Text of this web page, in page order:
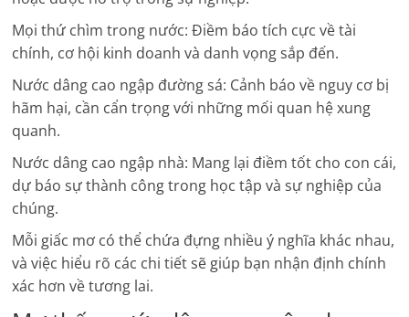
Mọi thứ chìm trong nước: Điềm báo tích cực về tài
chính, cơ hội kinh doanh và danh vọng sắp đến.
Nước dâng cao ngập đường sá: Cảnh báo về nguy cơ bị
hãm hại, cần cẩn trọng với những mối quan hệ xung
quanh.
Nước dâng cao ngập nhà: Mang lại điềm tốt cho con cái,
dự báo sự thành công trong học tập và sự nghiệp của
chúng.
Mỗi giấc mơ có thể chứa đựng nhiều ý nghĩa khác nhau,
và việc hiểu rõ các chi tiết sẽ giúp bạn nhận định chính
xác hơn về tương lai.